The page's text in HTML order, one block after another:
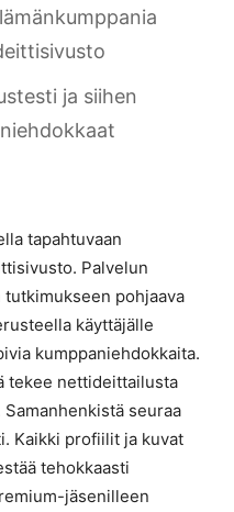
ja siihen
tapahtuvaan
Palvelun
pohjaava
käyttäjälle
kumppaniehdokkaita.
tekee nettideittailusta
seuraa
Kaikki profiilit ja kuvat
tehokkaasti
jäsenilleen